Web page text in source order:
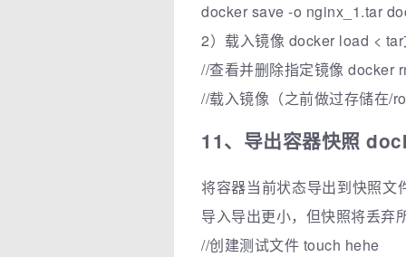
docker save -o nginx_1.tar
2）载入镜像 docker load <
//查看并删除指定镜像 docker
//载入镜像（之前做过存储在/
11、导出容器快照
将容器当前状态导出到快照文
导入导出更小，但快照将丢弃
//创建测试文件 touch hehe